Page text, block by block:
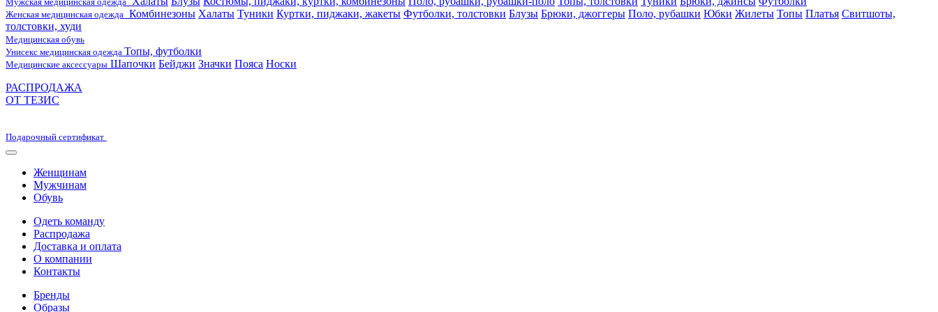
Женская медицинская одежда Комбинезоны Халаты Туники Куртки, пиджаки, жакеты Футболки, толстовки Блузы Брюки, джоггеры Поло, рубашки Юбки Жилеты Топы Платья Свитшоты,
толстовки, худи
Медицинская обувь
Унисекс медицинская одежда Топы, футболки
Медицинские аксессуары Шапочки Бейджи Значки Пояса Носки
РАСПРОДАЖА
ОТ ТЕЗИС
Подарочный сертификат
Женщинам
Мужчинам
Обувь
Одеть команду
Распродажа
Доставка и оплата
О компании
Контакты
Бренды
Образы